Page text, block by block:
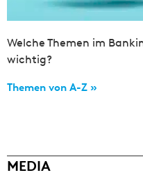
Welche Themen im
wichtig?
Themen von A-Z »
MEDIA